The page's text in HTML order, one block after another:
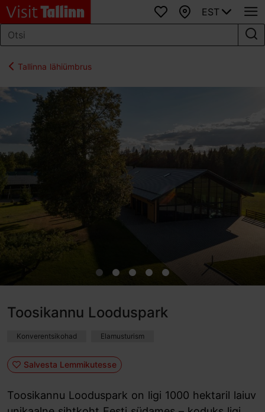
Lemmikud
Kaart
EST
Tallinna lähiümbrus
Toosikannu Looduspark
Konverentsikohad Elamusturism
Salvesta Lemmikutesse
Toosikannu Looduspark on ligi 1000 hektaril laiuv